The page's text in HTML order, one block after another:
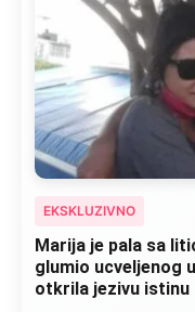
EKSKLUZIVNO
Marija je pala sa
glumio ucveljenog
otkrila jezivu istinu